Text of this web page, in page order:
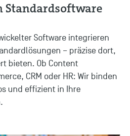
Software integrieren
– präzise dort,
bieten. Ob Content
CRM oder HR: Wir binden
und effizient in Ihre